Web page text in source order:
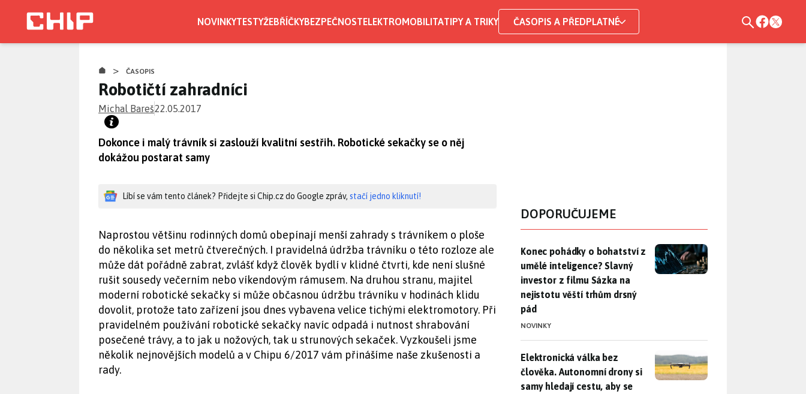
NOVINKYTESTYŽEBŘÍČKYBEZPEČNOSTELEKTROMOBILITATIPY A TRIKY ČASOPIS A PŘEDPLATNÉ
> ČASOPIS
Robotičtí zahradníci
Michal Bareš22.05.2017
Dokonce i malý trávník si zaslouží kvalitní sestřih. Robotické sekačky se o něj
dokážou postarat samy
Líbí se vám tento článek? Přidejte si Chip.cz do Google zpráv, stačí jedno kliknutí!
Naprostou většinu rodinných domů obepínají menší zahrady s trávníkem o ploše
do několika set metrů čtverečných. I pravidelná údržba trávníku o této rozloze ale
může dát pořádně zabrat, zvlášť když člověk bydlí v klidné čtvrti, kde není slušné
rušit sousedy večerním nebo víkendovým rámusem. Na druhou stranu, majitel
moderní robotické sekačky si může občasnou údržbu trávníku v hodinách klidu
dovolit, protože tato zařízení jsou dnes vybavena velice tichými elektromotory. Při
pravidelném používání robotické sekačky navíc odpadá i nutnost shrabování
posečené trávy, a to jak u nožových, tak u strunových sekaček. Vyzkoušeli jsme
několik nejnovějších modelů a v Chipu 6/2017 vám přinášíme naše zkušenosti a
rady.
DOPORUČUJEME
Konec pohádky o bohatství z umělé inteligence? Slavný investor
Konec pohádky o bohatství z
umělé inteligence? Slavný
investor z filmu Sázka na
nejistotu věští trhům drsný
pád
NOVINKY
Elektronická válka bez člověka. Autonomní drony si samy hledají
Elektronická válka bez
člověka. Autonomní drony si
samy hledají cestu, aby se